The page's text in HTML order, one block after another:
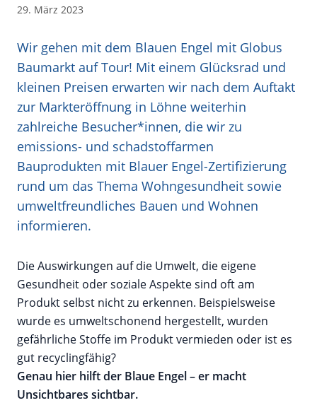
29. März 2023
Wir gehen mit dem Blauen Engel mit Globus
Baumarkt auf Tour! Mit einem Glücksrad und
kleinen Preisen erwarten wir nach dem Auftakt
zur Markteröffnung in Löhne weiterhin
zahlreiche Besucher*innen, die wir zu
emissions- und schadstoffarmen
Bauprodukten mit Blauer Engel-Zertifizierung
rund um das Thema Wohngesundheit sowie
umweltfreundliches Bauen und Wohnen
informieren.
Die Auswirkungen auf die Umwelt, die eigene
Gesundheit oder soziale Aspekte sind oft am
Produkt selbst nicht zu erkennen. Beispielsweise
wurde es umweltschonend hergestellt, wurden
gefährliche Stoffe im Produkt vermieden oder ist es
gut recyclingfähig?
Genau hier hilft der Blaue Engel – er macht
Unsichtbares sichtbar.